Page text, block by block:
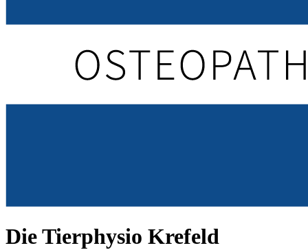
Die Tierphysio Krefeld